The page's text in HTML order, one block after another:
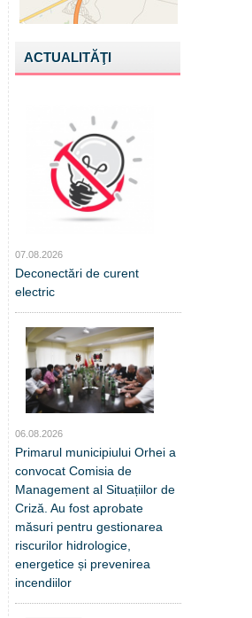
ACTUALITĂŢI
07.08.2026
Deconectări de curent
electric
06.08.2026
Primarul municipiului Orhei a
convocat Comisia de
Management al Situațiilor de
Criză. Au fost aprobate
măsuri pentru gestionarea
riscurilor hidrologice,
energetice și prevenirea
incendiilor